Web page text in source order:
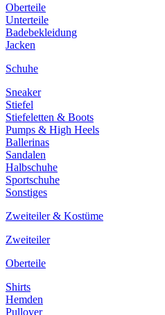
Oberteile
Unterteile
Badebekleidung
Jacken
Schuhe
Sneaker
Stiefel
Stiefeletten & Boots
Pumps & High Heels
Ballerinas
Sandalen
Halbschuhe
Sportschuhe
Sonstiges
Zweiteiler & Kostüme
Zweiteiler
Oberteile
Shirts
Hemden
Pullover